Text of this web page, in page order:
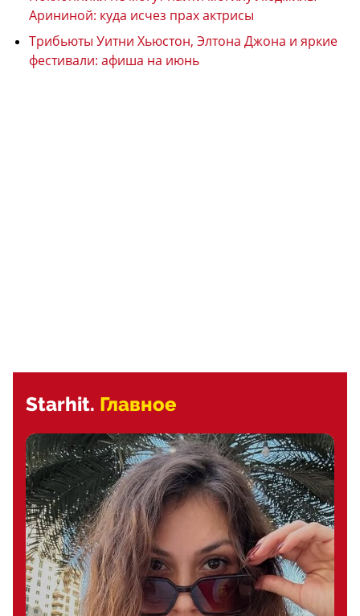
Арининой: куда исчез прах актрисы
Трибьюты Уитни Хьюстон, Элтона Джона и яркие
фестивали: афиша на июнь
Starhit. Главное